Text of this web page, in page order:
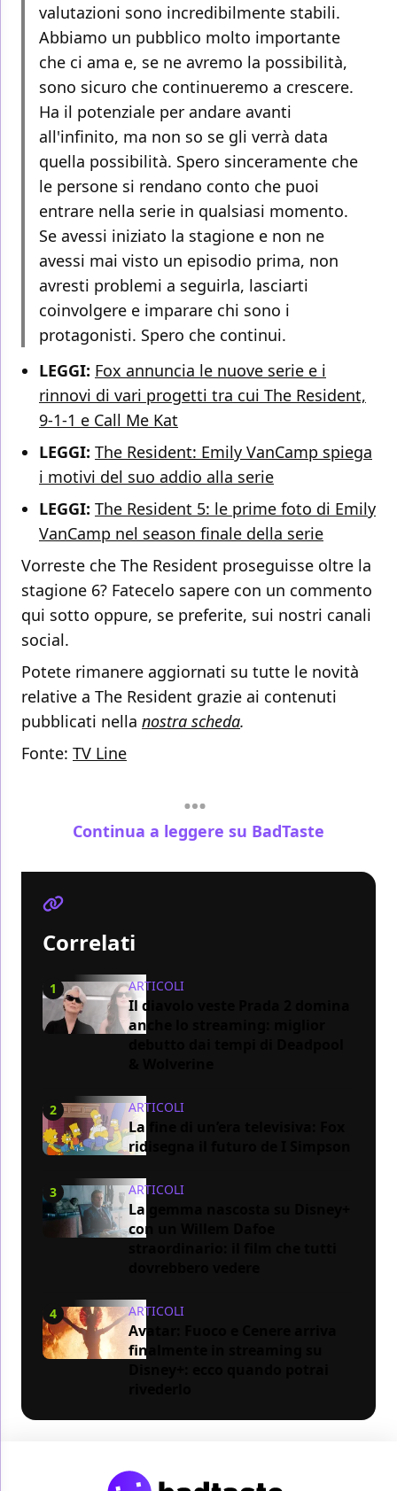
valutazioni sono incredibilmente stabili.
Abbiamo un pubblico molto importante
che ci ama e, se ne avremo la possibilità,
sono sicuro che continueremo a crescere.
Ha il potenziale per andare avanti
all'infinito, ma non so se gli verrà data
quella possibilità. Spero sinceramente che
le persone si rendano conto che puoi
entrare nella serie in qualsiasi momento.
Se avessi iniziato la stagione e non ne
avessi mai visto un episodio prima, non
avresti problemi a seguirla, lasciarti
coinvolgere e imparare chi sono i
protagonisti. Spero che continui.
LEGGI: Fox annuncia le nuove serie e i
rinnovi di vari progetti tra cui The Resident,
9-1-1 e Call Me Kat
LEGGI: The Resident: Emily VanCamp spiega
i motivi del suo addio alla serie
LEGGI: The Resident 5: le prime foto di Emily
VanCamp nel season finale della serie
Vorreste che The Resident proseguisse oltre la
stagione 6? Fatecelo sapere con un commento
qui sotto oppure, se preferite, sui nostri canali
social.
Potete rimanere aggiornati su tutte le novità
relative a The Resident grazie ai contenuti
pubblicati nella nostra scheda.
Fonte: TV Line
Continua a leggere su BadTaste
Correlati
1 ARTICOLI
Il diavolo veste Prada 2 domina
anche lo streaming: miglior
2 ARTICOLI
La fine di un’era televisiva: Fox
ridisegna il futuro de I Simpson
3 ARTICOLI
La gemma nascosta su Disney+
con un Willem Dafoe
4 ARTICOLI
Avatar: Fuoco e Cenere arriva
finalmente in streaming su